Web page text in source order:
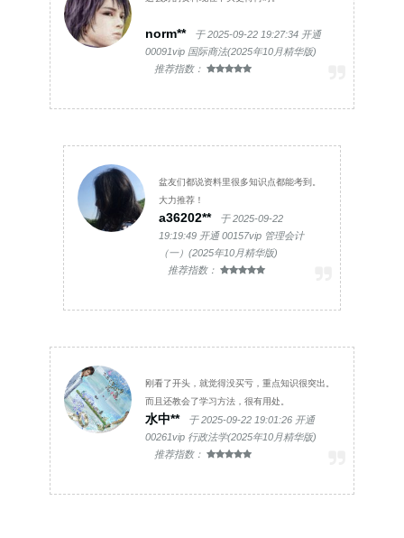
norm**
于 2025-09-22 19:27:34 开通
00091vip 国际商法(2025年10月精华版)
推荐指数：
盆友们都说资料里很多知识点都能考到。
大力推荐！
a36202**
于 2025-09-22
19:19:49 开通 00157vip 管理会计
（一）(2025年10月精华版)
推荐指数：
刚看了开头，就觉得没买亏，重点知识很突出。
而且还教会了学习方法，很有用处。
水中**
于 2025-09-22 19:01:26 开通
00261vip 行政法学(2025年10月精华版)
推荐指数：